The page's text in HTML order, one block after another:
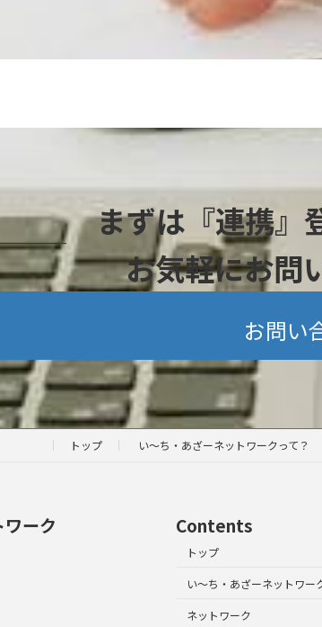
まずは『連携
お気軽にお問
お問い
トップ い～ち・あざーネットワークって？
ーク Contents
トップ
い～ち・あざーネットワー
ネットワーク